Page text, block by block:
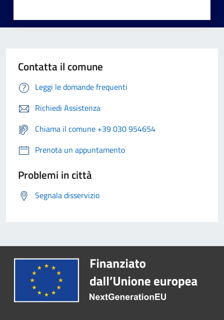
Contatta il comune
Leggi le domande frequenti
Richiedi Assistenza
Chiama il comune +39 030 954654
Prenota un appuntamento
Problemi in città
Segnala disservizio